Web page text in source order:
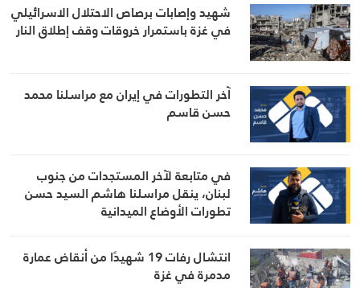
شهيد وإصابات برصاص الاحتلال الاسرائيلي
في غزة باستمرار خروقات وقف إطلاق النار
آخر التطورات في إيران مع مراسلنا محمد
حسن قاسم
في متابعة لآخر المستجدات من جنوب
لبنان، ينقل مراسلنا هاشم السيد حسن
تطورات الأوضاع الميدانية
انتشال رفات 19 شهيدًا من أنقاض عمارة
مدمرة في غزة